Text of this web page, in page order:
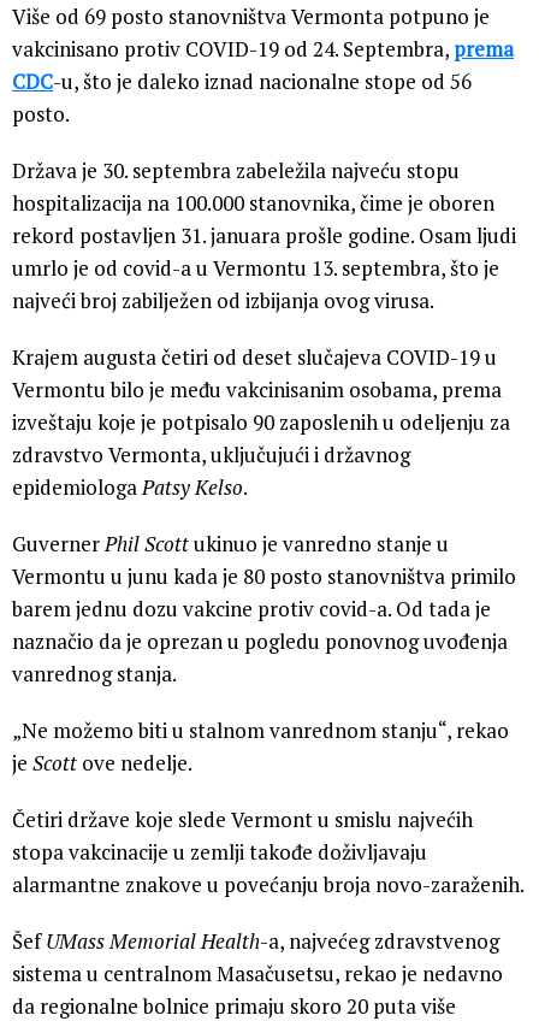
Više od 69 posto stanovništva Vermonta potpuno je
vakcinisano protiv COVID-19 od 24. Septembra, prema
CDC-u, što je daleko iznad nacionalne stope od 56
posto.
Država je 30. septembra zabeležila najveću stopu
hospitalizacija na 100.000 stanovnika, čime je oboren
rekord postavljen 31. januara prošle godine. Osam ljudi
umrlo je od covid-a u Vermontu 13. septembra, što je
najveći broj zabilježen od izbijanja ovog virusa.
Krajem augusta četiri od deset slučajeva COVID-19 u
Vermontu bilo je među vakcinisanim osobama, prema
izveštaju koje je potpisalo 90 zaposlenih u odeljenju za
zdravstvo Vermonta, uključujući i državnog
epidemiologaPatsy Kelso.
GuvernerPhil Scottukinuo je vanredno stanje u
Vermontu u junu kada je 80 posto stanovništva primilo
barem jednu dozu vakcine protiv covid-a. Od tada je
naznačio da je oprezan u pogledu ponovnog uvođenja
vanrednog stanja.
„Ne možemo biti u stalnom vanrednom stanju“, rekao
je Scott ove nedelje.
Četiri države koje slede Vermont u smislu najvećih
stopa vakcinacije u zemlji takođe doživljavaju
alarmantne znakove u povećanju broja novo-zaraženih.
ŠefUMass Memorial Health-a, najvećeg zdravstvenog
sistema u centralnom Masačusetsu, rekao je nedavno
da regionalne bolnice primaju skoro 20 puta više